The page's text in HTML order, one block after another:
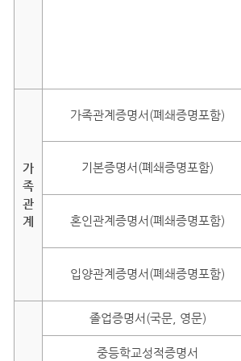
가
족
관
계
가족관계증명서(폐쇄증명포함)
기본증명서(폐쇄증명포함)
혼인관계증명서(폐쇄증명포함)
입양관계증명서(폐쇄증명포함)
졸업증명서(국문, 영문)
중등학교성적증명서